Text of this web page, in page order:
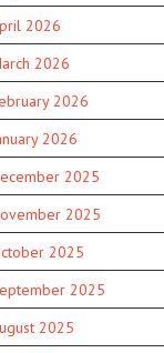
2026
2026
2026
2026
2025
2025
2025
2025
2025